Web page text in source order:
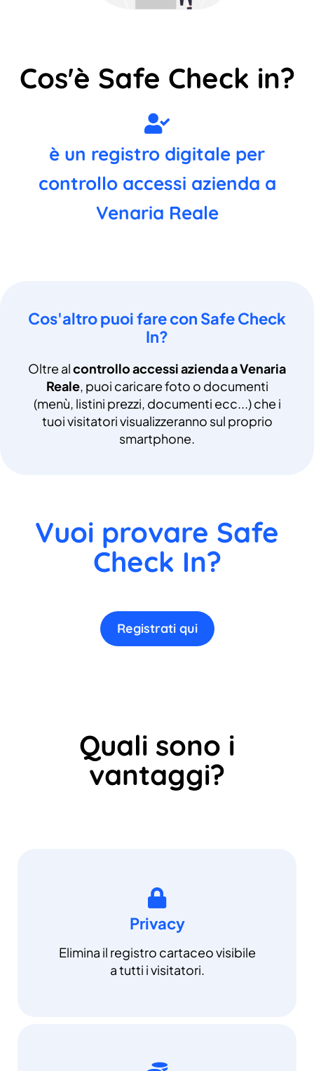
Cos'è Safe Check in?
è un registro digitale per
controllo accessi azienda a
Venaria Reale
Cos'altro puoi fare con Safe Check
In?
Oltre alcontrollo accessi azienda a Venaria
Reale, puoi caricare foto o documenti
(menù, listini prezzi, documenti ecc...) che i
tuoi visitatori visualizzeranno sul proprio
smartphone.
Vuoi provare Safe
Check In?
Registrati qui
Quali sono i
vantaggi?
Privacy
Elimina il registro cartaceo visibile
a tutti i visitatori.